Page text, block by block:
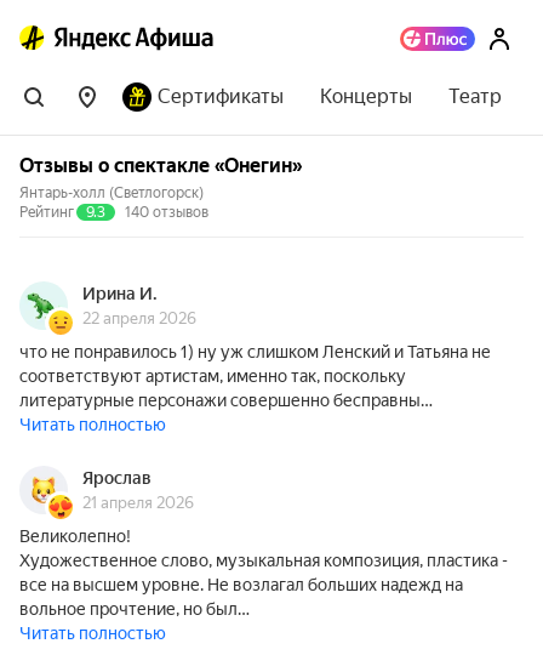
Сертификаты Концерты Театр
Отзывы о спектакле «Онегин»
Янтарь-холл (Светлогорск)
Рейтинг
9.3 140 отзывов
Ирина И.
22 апреля 2026
что не понравилось 1) ну уж слишком Ленский и Татьяна не
соответствуют артистам, именно так, поскольку
литературные персонажи совершенно бесправны…
Читать полностью
Ярослав
21 апреля 2026
Великолепно!
Художественное слово, музыкальная композиция, пластика -
все на высшем уровне. Не возлагал больших надежд на
вольное прочтение, но был…
Читать полностью